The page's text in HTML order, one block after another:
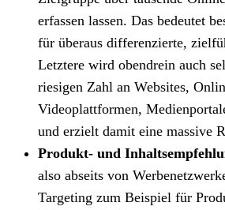
erfassen lassen. Das bedeutet
für überaus differenzierte,
Letztere wird obendrein auch
riesigen Zahl an Websites,
Videoplattformen,
und erzielt damit eine massive
Produkt- und
also abseits von
Targeting zum Beispiel für